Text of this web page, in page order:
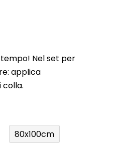
Nel set per
applica
80x100cm